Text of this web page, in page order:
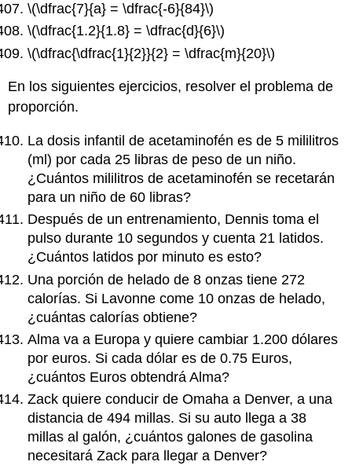
\(\dfrac{7}{a} = \dfrac{-6}{84}\)
\(\dfrac{1.2}{1.8} = \dfrac{d}{6}\)
\(\dfrac{\dfrac{1}{2}}{2} = \dfrac{m}{20}\)
En los siguientes ejercicios, resolver el problema de
proporción.
La dosis infantil de acetaminofén es de 5 mililitros
(ml) por cada 25 libras de peso de un niño.
¿Cuántos mililitros de acetaminofén se recetarán
para un niño de 60 libras?
Después de un entrenamiento, Dennis toma el
pulso durante 10 segundos y cuenta 21 latidos.
¿Cuántos latidos por minuto es esto?
Una porción de helado de 8 onzas tiene 272
calorías. Si Lavonne come 10 onzas de helado,
¿cuántas calorías obtiene?
Alma va a Europa y quiere cambiar 1.200 dólares
por euros. Si cada dólar es de 0.75 Euros,
¿cuántos Euros obtendrá Alma?
Zack quiere conducir de Omaha a Denver, a una
distancia de 494 millas. Si su auto llega a 38
millas al galón, ¿cuántos galones de gasolina
necesitará Zack para llegar a Denver?